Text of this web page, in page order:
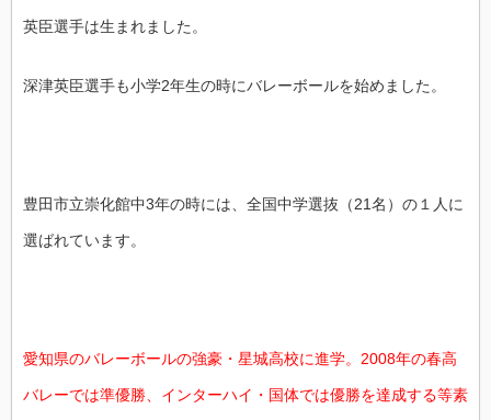
英臣選手は生まれました。
深津英臣選手も小学2年生の時にバレーボールを始めました。
豊田市立崇化館中3年の時には、全国中学選抜（21名）の１人に
選ばれています。
愛知県のバレーボールの強豪・星城高校に進学。2008年の春高
バレーでは準優勝、インターハイ・国体では優勝を達成する等素